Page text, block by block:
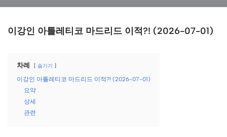
이강인 아틀레티코 마드리드 이적?! (2026-07-01)
차례 숨기기
이강인 아틀레티코 마드리드 이적?! (2026-07-01)
요약
상세
관련